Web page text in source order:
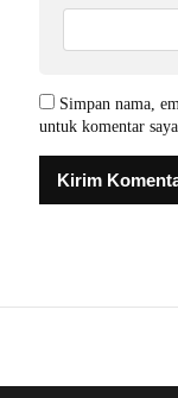
Simpan nama,
untuk komentar